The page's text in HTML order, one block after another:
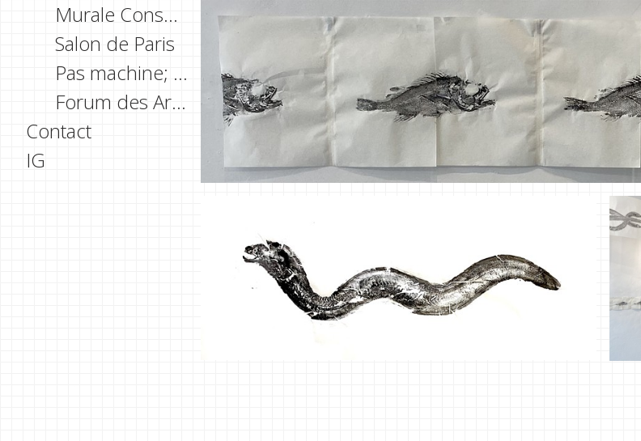
Murale Consulat Général de Belgique à Montréal
Salon de Paris
Pas machine; machine
Forum des Arts Saint-Malo, FR
Contact
IG